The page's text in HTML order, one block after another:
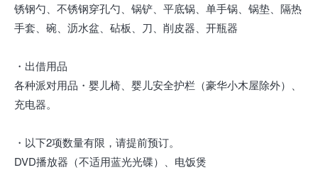
锈钢勺、不锈钢穿孔勺、锅铲、平底锅、单手锅、锅垫、隔热
手套、碗、沥水盆、砧板、刀、削皮器、开瓶器
・出借用品
各种派对用品・婴儿椅、婴儿安全护栏（豪华小木屋除外）、
充电器。
・以下2项数量有限，请提前预订。
DVD播放器（不适用蓝光光碟）、电饭煲